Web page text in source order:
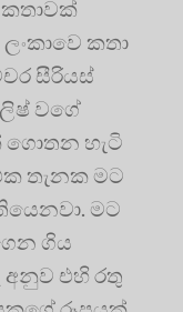
කතා
සීරියස්
වගේ
ගොතන හැටි
තැනක මට
මට
ගිය
එහි රතු